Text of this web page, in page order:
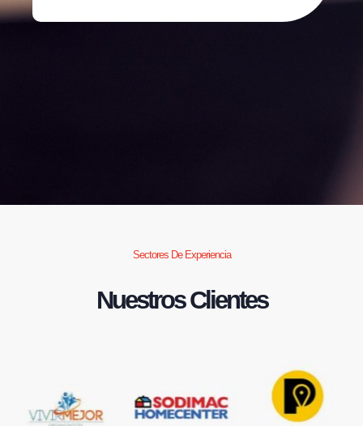
Sectores De Experiencia
Nuestros Clientes